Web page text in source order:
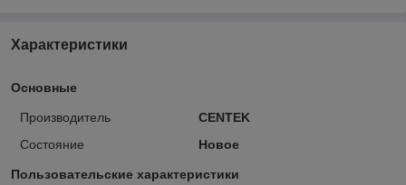
Характеристики
Основные
Производитель
CENTEK
Состояние
Новое
Пользовательские характеристики